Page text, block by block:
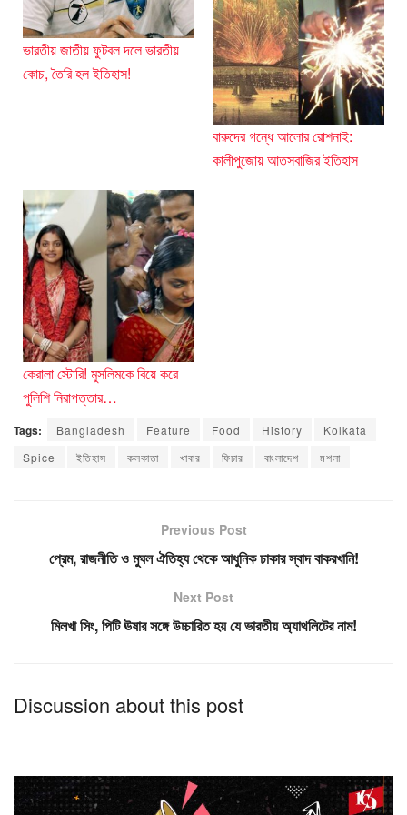
ভারতীয় জাতীয় ফুটবল দলে ভারতীয়
কোচ, তৈরি হল ইতিহাস!
বারুদের গন্ধে আলোর রোশনাই:
কালীপুজোয় আতসবাজির ইতিহাস
কেরালা স্টোরি! মুসলিমকে বিয়ে করে
পুলিশি নিরাপত্তার…
Tags: Bangladesh Feature Food History
Kolkata
Spice
ইতিহাস কলকাতা খাবার ফিচার বাংলাদেশ মশলা
Previous Post
প্রেম, রাজনীতি ও মুঘল ঐতিহ্য থেকে আধুনিক ঢাকার স্বাদ বাকরখানি!
Next Post
মিলখা সিং, পিটি ঊষার সঙ্গে উচ্চারিত হয় যে ভারতীয় অ্যাথলিটের নাম!
Discussion about this post